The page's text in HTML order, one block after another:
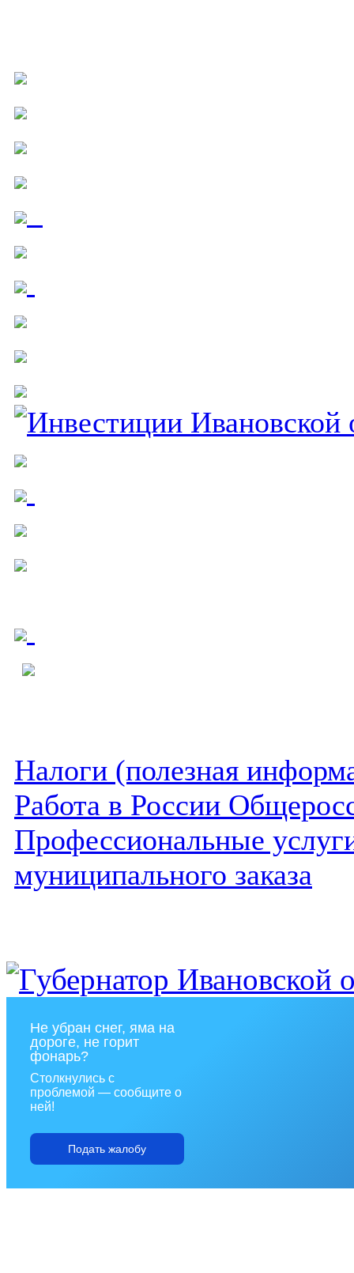
Налоги (полезная
Работа в России
Профессиональные
муниципального заказа
Не убран снег, яма на
дороге, не горит
фонарь?
Столкнулись с
проблемой — сообщите о
ней!
Подать жалобу